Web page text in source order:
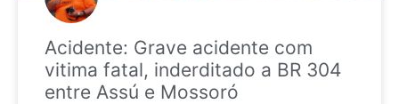
Acidente: Grave acidente com
vitima fatal, inderditado a BR 304
entre Assú e Mossoró